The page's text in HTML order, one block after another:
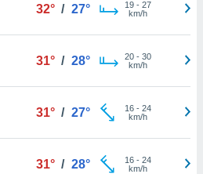
32° / 27° 19- 27
km/h
31° / 28° 20- 30
km/h
31° / 27° 16- 24
km/h
31° / 28° 16- 24
km/h